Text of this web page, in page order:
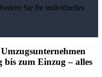
Sie Ihr individuelles
zum Einzug – alles